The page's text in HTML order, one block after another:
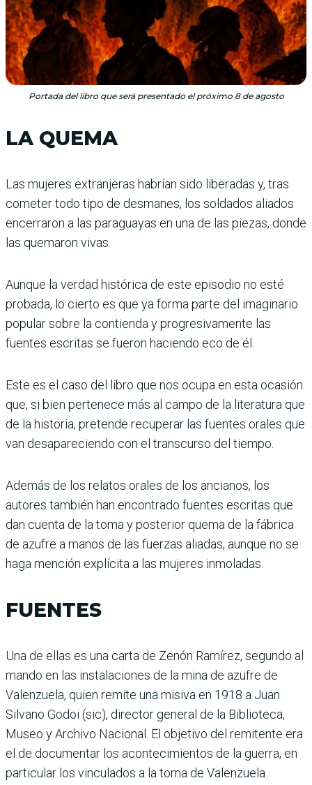
Portada del libro que será presentado el próximo 8 de agosto
LA QUEMA
Las mujeres extranjeras habrían sido liberadas y, tras
cometer todo tipo de desmanes, los soldados aliados
encerraron a las paraguayas en una de las piezas, donde
las quemaron vivas.
Aunque la verdad histórica de este episodio no esté
probada, lo cierto es que ya forma parte del imaginario
popular sobre la contienda y progresivamente las
fuentes escritas se fueron haciendo eco de él.
Este es el caso del libro que nos ocupa en esta ocasión
que, si bien pertenece más al campo de la literatura que
de la historia, pretende recuperar las fuentes orales que
van desapareciendo con el transcurso del tiempo.
Además de los relatos orales de los ancianos, los
autores también han encontrado fuentes escritas que
dan cuenta de la toma y posterior quema de la fábrica
de azufre a manos de las fuerzas aliadas, aunque no se
haga mención explícita a las mujeres inmoladas.
FUENTES
Una de ellas es una carta de Zenón Ramírez, segundo al
mando en las instalaciones de la mina de azufre de
Valenzuela, quien remite una misiva en 1918 a Juan
Silvano Godoi (sic), director general de la Biblioteca,
Museo y Archivo Nacional. El objetivo del remitente era
el de documentar los acontecimientos de la guerra, en
particular los vinculados a la toma de Valenzuela.